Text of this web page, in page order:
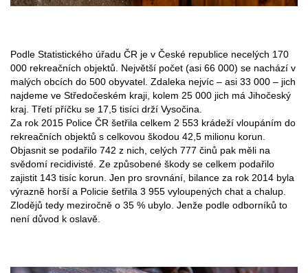
Podle Statistického úřadu ČR je v České republice necelých 170
000 rekreačních objektů. Největší počet (asi 66 000) se nachází v
malých obcích do 500 obyvatel. Zdaleka nejvíc – asi 33 000 – jich
najdeme ve Středočeském kraji, kolem 25 000 jich má Jihočeský
kraj. Třetí příčku se 17,5 tisíci drží Vysočina.
Za rok 2015 Police ČR šetřila celkem 2 553 krádeží vloupáním do
rekreačních objektů s celkovou škodou 42,5 milionu korun.
Objasnit se podařilo 742 z nich, celých 777 činů pak měli na
svědomí recidivisté. Ze způsobené škody se celkem podařilo
zajistit 143 tisíc korun. Jen pro srovnání, bilance za rok 2014 byla
výrazně horší a Policie šetřila 3 955 vyloupených chat a chalup.
Zlodějů tedy meziročně o 35 % ubylo. Jenže podle odborníků to
není důvod k oslavě.